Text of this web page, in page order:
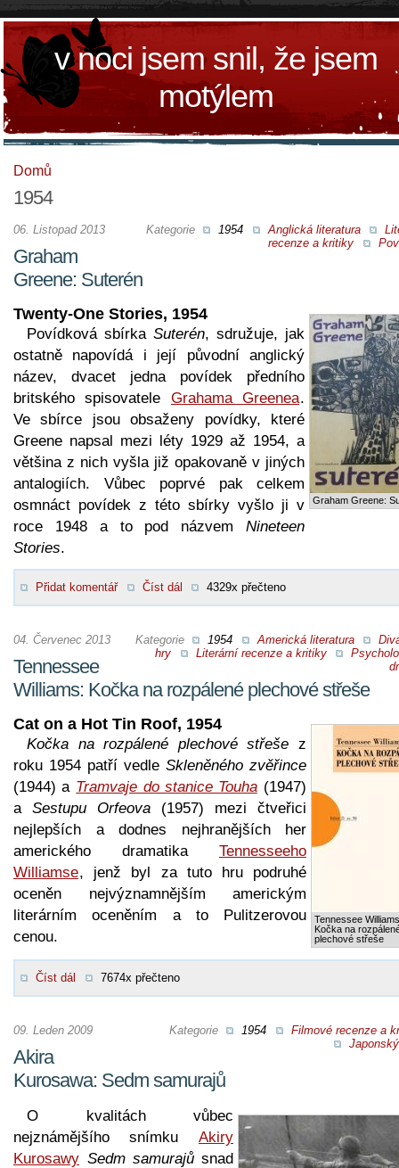
v noci jsem snil, že jsem
motýlem
Domů
1954
Kategorie 1954 Anglická literatura
recenze a kritiky
06. Listopad 2013
Graham
Greene: Suterén
Graham Greene:
Twenty-One Stories, 1954
Povídková sbírka Suterén, sdružuje, jak
ostatně napovídá i její původní anglický
název, dvacet jedna povídek předního
britského spisovatele Grahama Greenea.
Ve sbírce jsou obsaženy povídky, které
Greene napsal mezi léty 1929 až 1954, a
většina z nich vyšla již opakovaně v jiných
antalogiích. Vůbec poprvé pak celkem
osmnáct povídek z této sbírky vyšlo ji v
roce 1948 a to pod názvem Nineteen
Stories.
Přidat komentář Číst dál 4329x přečteno
Kategorie 1954 Americká literatura
hry
Literární recenze a kritiky
04. Červenec 2013
Tennessee
Williams: Kočka na rozpálené plechové střeše
Tennessee
Kočka na
plechové střeše
Cat on a Hot Tin Roof, 1954
Kočka na rozpálené plechové střeše z
roku 1954 patří vedle Skleněného zvěřince
(1944) a Tramvaje do stanice Touha (1947)
a Sestupu Orfeova (1957) mezi čtveřici
nejlepších a dodnes nejhranějších her
amerického dramatika Tennesseeho
Williamse, jenž byl za tuto hru podruhé
oceněn nejvýznamnějším americkým
literárním oceněním a to Pulitzerovou
cenou.
Číst dál 7674x přečteno
Kategorie 1954
Filmové recenze a
09. Leden 2009
Akira
Kurosawa: Sedm samurajů
O kvalitách vůbec
nejznámějšího snímku Akiry
Kurosawy Sedm samurajů snad